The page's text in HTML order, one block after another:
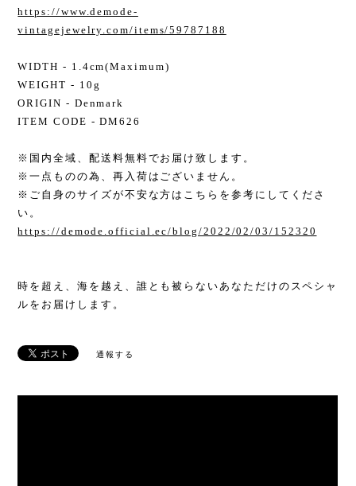
https://www.demode-
vintagejewelry.com/items/59787188
WIDTH - 1.4cm(Maximum)
WEIGHT - 10g
ORIGIN - Denmark
ITEM CODE - DM626
※国内全域、配送料無料でお届け致します。
※一点ものの為、再入荷はございません。
※ご自身のサイズが不安な方はこちらを参考にしてくださ
い。
https://demode.official.ec/blog/2022/02/03/152320
時を超え、海を越え、誰とも被らないあなただけのスペシャ
ルをお届けします。
通報する